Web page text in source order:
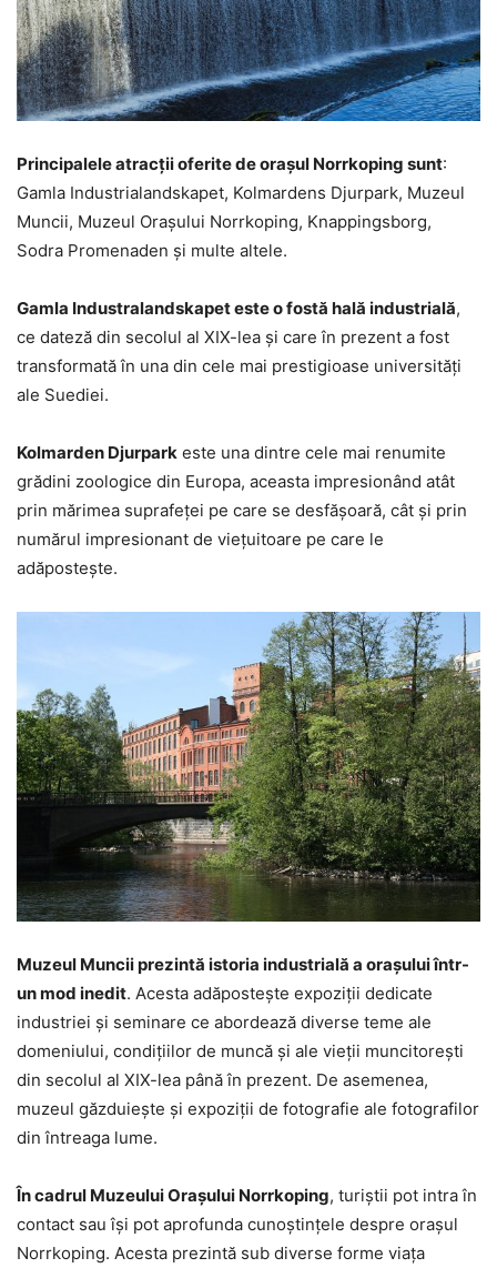
Principalele atracții oferite de orașul Norrkoping sunt:
Gamla Industrialandskapet, Kolmardens Djurpark, Muzeul
Muncii, Muzeul Orașului Norrkoping, Knappingsborg,
Sodra Promenaden și multe altele.
Gamla Industralandskapet este o fostă hală industrială,
ce dateză din secolul al XIX-lea și care în prezent a fost
transformată în una din cele mai prestigioase universități
ale Suediei.
Kolmarden Djurpark este una dintre cele mai renumite
grădini zoologice din Europa, aceasta impresionând atât
prin mărimea suprafeței pe care se desfășoară, cât și prin
numărul impresionant de viețuitoare pe care le
adăpostește.
Muzeul Muncii prezintă istoria industrială a orașului într-
un mod inedit. Acesta adăpostește expoziții dedicate
industriei și seminare ce abordează diverse teme ale
domeniului, condițiilor de muncă și ale vieții muncitorești
din secolul al XIX-lea până în prezent. De asemenea,
muzeul găzduiește și expoziții de fotografie ale fotografilor
din întreaga lume.
În cadrul Muzeului Orașului Norrkoping, turiștii pot intra în
contact sau își pot aprofunda cunoștințele despre orașul
Norrkoping. Acesta prezintă sub diverse forme viața